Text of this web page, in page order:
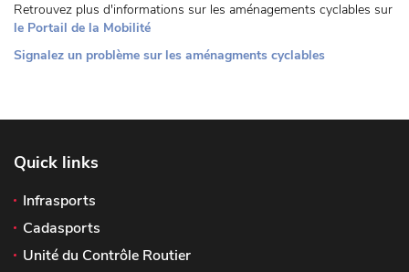
Retrouvez plus d'informations sur les aménagements cyclables sur
le Portail de la Mobilité
Signalez un problème sur les aménagments cyclables
Quick links
Infrasports
Cadasports
Unité du Contrôle Routier